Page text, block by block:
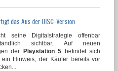
das Aus der DISC-Version
seine Digitalstrategie offenbar
sichtbar. Auf neuen
der Playstation 5 befindet sich
ein Hinweis, der Käufer bereits vor